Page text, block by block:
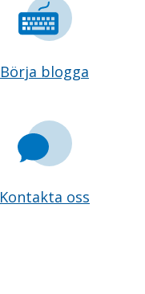
Börja blogga
Kontakta oss